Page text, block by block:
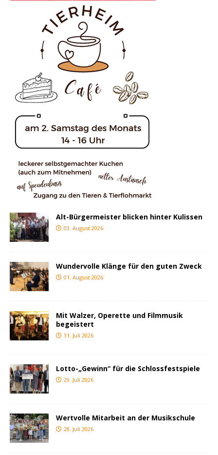
Alt-Bürgermeister blicken hinter Kulissen
03. August 2026
Wundervolle Klänge für den guten Zweck
01. August 2026
Mit Walzer, Operette und Filmmusik
begeistert
31. Juli 2026
Lotto-„Gewinn“ für die Schlossfestspiele
29. Juli 2026
Wertvolle Mitarbeit an der Musikschule
28. Juli 2026